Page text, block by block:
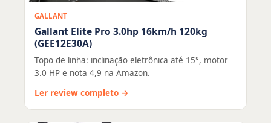
GALLANT
Gallant Elite Pro 3.0hp 16km/h 120kg
(GEE12E30A)
Topo de linha: inclinação eletrônica até 15°, motor
3.0 HP e nota 4,9 na Amazon.
Ler review completo →